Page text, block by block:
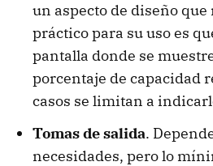
un aspecto de diseño
práctico para su uso es
pantalla donde se
porcentaje de capacidad
casos se limitan a
Tomas de salida.
necesidades, pero lo